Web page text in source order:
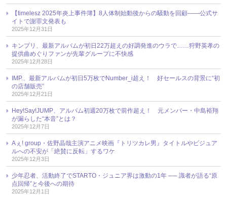
【timelesz 2025年炎上事件簿】8人体制始動後からの騒動を回顧――公式サ
イトで謝罪文発表も
2025年12月31日
キンプリ、最新アルバムが初日22万超えの好調発進のウラで……狩野英孝の
提供曲めぐりファンが先輩グループに不快感
2025年12月28日
IMP.、最新アルバムが初日5万枚でNumber_i超え！ 好セールスの背景に“初
の店舗販売”
2025年12月21日
Hey!Say!JUMP、アルバム初週20万枚で前作超え！ 元メンバー・中島裕翔
が漏らした“本音”とは？
2025年12月7日
Aぇ! group・佐野晶哉主演アニメ映画『トリツカレ男』タイトルやビジュア
ルへの不安が「絶賛に反転」するワケ
2025年12月3日
少年忍者、活動終了でSTARTO・ジュニア界は激動の1年 ── 識者が語る“原
点回帰”と今後への期待
2025年12月1日